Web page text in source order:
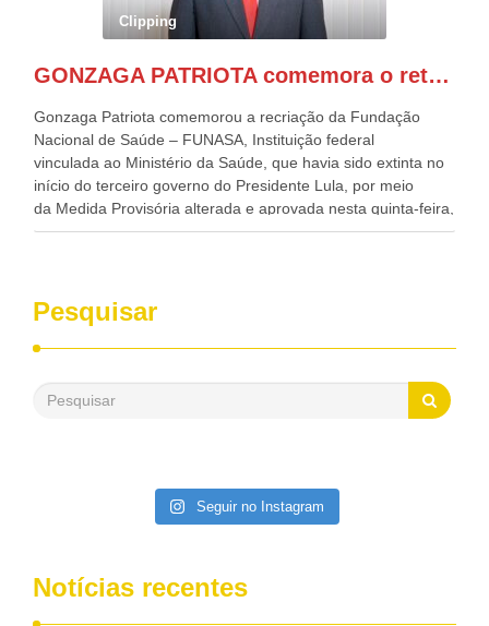
Governadora de Pernambuco, Raquel Lyra, os ministros da
Casa Civil, Rui Costa, e da Integração e do Desenvolvimento
de todo Nordeste que também ajudam a fomentar o
Clipping
GONZAGA PATRIOTA comemora o retorno da FUNASA
Gonzaga Patriota comemorou a recriação da Fundação
Nacional de Saúde – FUNASA, Instituição federal
vinculada ao Ministério da Saúde, que havia sido extinta no
início do terceiro governo do Presidente Lula, por meio
da Medida Provisória alterada e aprovada nesta quinta-feira,
pelo Congresso Nacional. Gonzaga Patriota disse hoje em
desenvolvimento dos seus municípios e, somente o ano
passado, essa Fundação distribuiu mais de três bilhões de
reais, com suas maravilhosas ações, dentre alas, mais de
saneamento básico, em pequenas comunidades rurais.
Patriota disse ainda que, mesmo sem mandato,
Pesquisar
Seguir no Instagram
Notícias recentes